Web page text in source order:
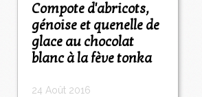
Compote d'abricots,
génoise et quenelle de
glace au chocolat
blanc à la fève tonka
24 Août 2016
Apéritif
Fromage
Italie
Viande
Tarte